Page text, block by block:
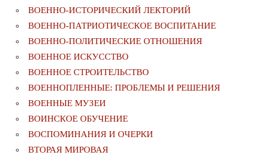
ВОЕННО-ИСТОРИЧЕСКИЙ ЛЕКТОРИЙ
ВОЕННО-ПАТРИОТИЧЕСКОЕ ВОСПИТАНИЕ
ВОЕННО-ПОЛИТИЧЕСКИE ОТНОШЕНИЯ
ВОЕННОЕ ИСКУССТВО
ВОЕННОЕ СТРОИТЕЛЬСТВО
ВОЕННОПЛЕННЫЕ: ПРОБЛЕМЫ И РЕШЕНИЯ
ВОЕННЫЕ МУЗЕИ
ВОИНСКОЕ ОБУЧЕНИЕ
ВОСПОМИНАНИЯ И ОЧЕРКИ
ВТОРАЯ МИРОВАЯ